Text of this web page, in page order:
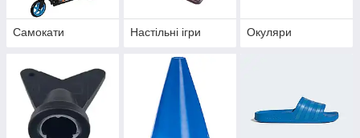
Самокати Настільні ігри Окуляри